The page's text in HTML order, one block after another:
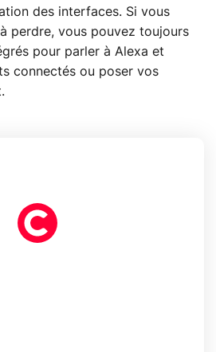
des interfaces. Si vous
perdre, vous pouvez toujours
pour parler à Alexa et
connectés ou poser vos